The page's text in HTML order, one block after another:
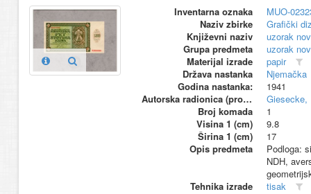
Inventarna oznaka
MUO-
Naziv zbirke
Grafički
Književni naziv
uzorak
Grupa predmeta
uzorak
Materijal izrade
papir
Država nastanka
Njemačka
Godina nastanka:
1941
Autorska radionica (proizvođač)
Giesecke,
Broj komada
1
Visina 1 (cm)
9.8
Širina 1 (cm)
17
Opis predmeta
Podloga:
NDH,
Tehnika izrade
tisak